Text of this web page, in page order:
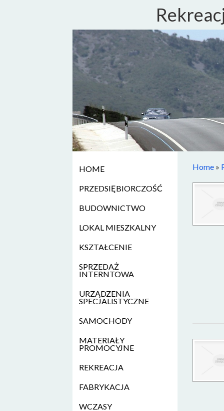
HOME
PRZEDSIĘBIORCZOŚĆ
BUDOWNICTWO
LOKAL MIESZKALNY
KSZTAŁCENIE
SPRZEDAŻ
INTERNTOWA
URZĄDZENIA
SPECJALISTYCZNE
SAMOCHODY
MATERIAŁY
PROMOCYJNE
REKREACJA
FABRYKACJA
WCZASY
Home »